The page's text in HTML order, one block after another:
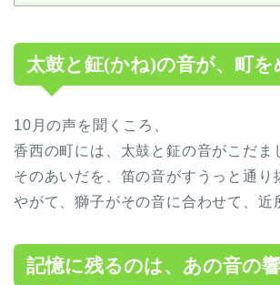
太鼓と鉦(かね)の音が、町を
10月の声を聞くころ、
香西の町には、太鼓と鉦の音がこだま
そのあいだを、笛の音がすうっと通り
やがて、獅子がその音に合わせて、近
記憶に残るのは、あの音の響